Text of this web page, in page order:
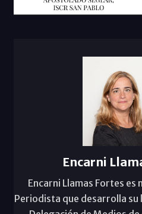
Encarni
Encarni Llamas Fortes
Periodista que desarrolla